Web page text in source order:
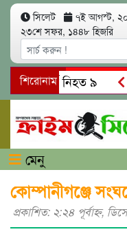
সিলেট ৭ই আগস্ট,
২৩শে সফর, ১৪৪৮ হিজরি
শিরোনামনিহত ৯
গ্রেপ্তারের দাবি
মেনু
কোম্পানীগঞ্জে
প্রকাশিত: ২:২৪ পূর্বাহ্ণ,